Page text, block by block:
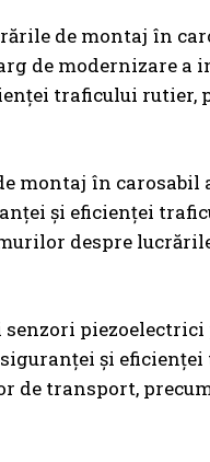
de montaj în
de modernizare
traficului rutier,
montaj în
și eficienței
despre
piezoelectrici
și
de transport,